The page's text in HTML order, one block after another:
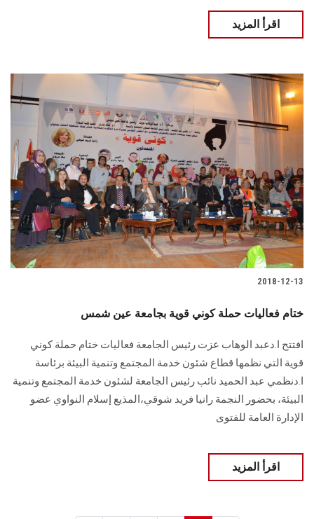
اقرأ المزيد
2018-12-13
ختام فعاليات حملة كوني قوية بجامعة عين شمس
افتتح ا.دعبد الوهاب عزت رئيس الجامعة فعاليات ختام حملة كوني
قوية التي نظمها قطاع شئون خدمة المجتمع وتنمية البيئة برئاسة
ا.دنظمي عبد الحميد نائب رئيس الجامعة لشئون خدمة المجتمع وتنمية
البيئة، بحضور النجمة رانيا فريد شوقي،المذيع إسلام النواوي عضو
الإدارة العامة للفتوى
اقرأ المزيد